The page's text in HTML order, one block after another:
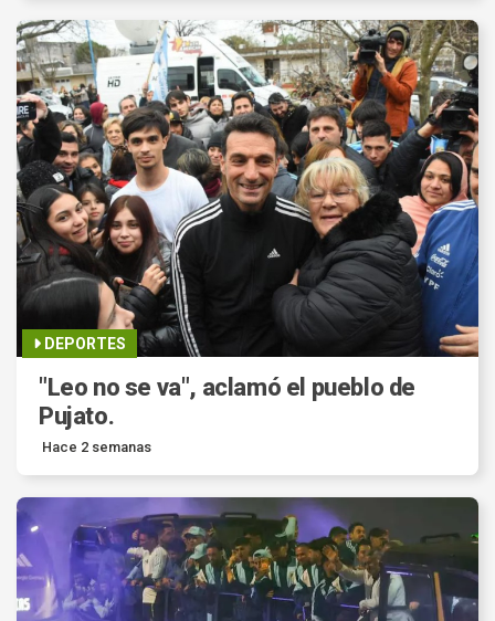
DEPORTES
"Leo no se va", aclamó el pueblo de
Pujato.
Hace 2 semanas